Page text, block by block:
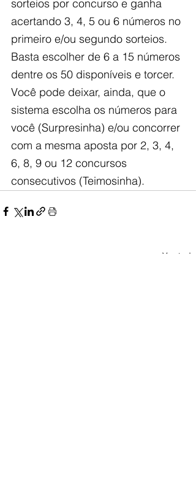
sorteios por concurso e ganha
acertando 3, 4, 5 ou 6 números no
primeiro e/ou segundo sorteios.
Basta escolher de 6 a 15 números
dentre os 50 disponíveis e torcer.
Você pode deixar, ainda, que o
sistema escolha os números para
você (Surpresinha) e/ou concorrer
com a mesma aposta por 2, 3, 4,
6, 8, 9 ou 12 concursos
consecutivos (Teimosinha).
Ver tudo